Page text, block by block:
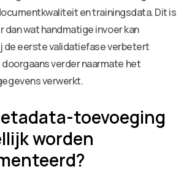
en trainingsdata. Dit is
dan wat handmatige invoer kan
de eerste validatiefase verbetert
verder naarmate het
verwerkt.
toevoeging
worden